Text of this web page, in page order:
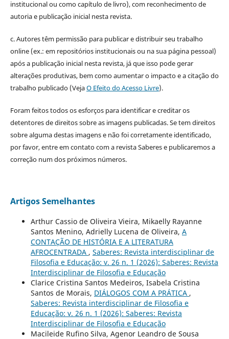
institucional ou como capítulo de livro), com reconhecimento de
autoria e publicação inicial nesta revista.
c. Autores têm permissão para publicar e distribuir seu trabalho
online (ex.: em repositórios institucionais ou na sua página pessoal)
após a publicação inicial nesta revista, já que isso pode gerar
alterações produtivas, bem como aumentar o impacto e a citação do
trabalho publicado (VejaO Efeito do Acesso Livre).
Foram feitos todos os esforços para identificar e creditar os
detentores de direitos sobre as imagens publicadas. Se tem direitos
sobre alguma destas imagens e não foi corretamente identificado,
por favor, entre em contato com a revista Saberes e publicaremos a
correção num dos próximos números.
Artigos Semelhantes
Arthur Cassio de Oliveira Vieira, Mikaelly Rayanne
Santos Menino, Adrielly Lucena de Oliveira, A
CONTAÇÃO DE HISTÓRIA E A LITERATURA
AFROCENTRADA , Saberes: Revista interdisciplinar de
Filosofia e Educação: v. 26 n. 1 (2026): Saberes: Revista
Interdisciplinar de Filosofia e Educação
Clarice Cristina Santos Medeiros, Isabela Cristina
Santos de Morais, DIÁLOGOS COM A PRÁTICA ,
Saberes: Revista interdisciplinar de Filosofia e
Educação: v. 26 n. 1 (2026): Saberes: Revista
Interdisciplinar de Filosofia e Educação
Macileide Rufino Silva, Agenor Leandro de Sousa